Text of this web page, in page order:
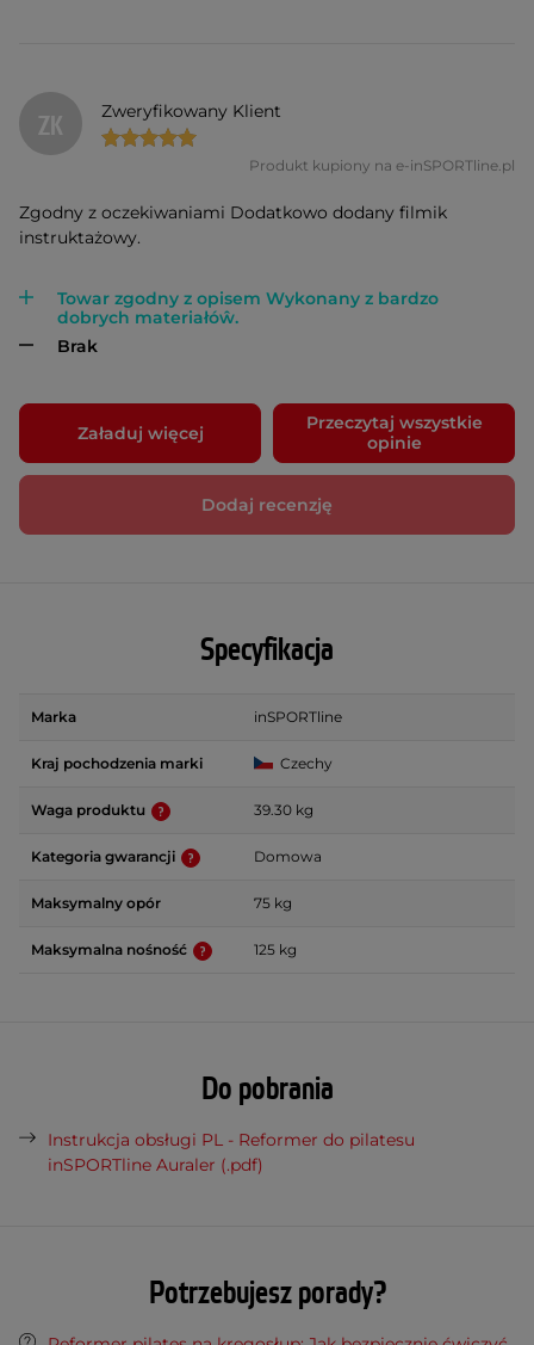
ZK Zweryfikowany Klient
Produkt kupiony na e-inSPORTline.pl
Zgodny z oczekiwaniami Dodatkowo dodany filmik
instruktażowy.
Towar zgodny z opisem Wykonany z bardzo
dobrych materiałóŵ.
Brak
Załaduj więcej
Przeczytaj wszystkie
opinie
Dodaj recenzję
Specyfikacja
Marka inSPORTline
Kraj pochodzenia marki Czechy
Waga produktu 39.30 kg
Kategoria gwarancji Domowa
Maksymalny opór 75 kg
Maksymalna nośność 125 kg
Do pobrania
Instrukcja obsługi PL - Reformer do pilatesu
inSPORTline Auraler (.pdf)
Potrzebujesz porady?